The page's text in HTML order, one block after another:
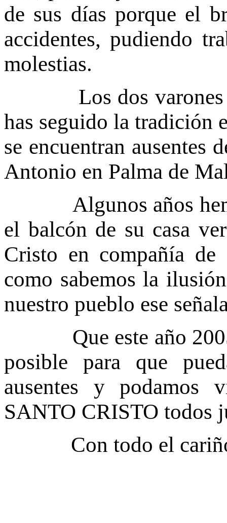
de sus días porque el
accidentes, pudiendo
molestias.
Los dos varones
has seguido la tradición
se encuentran ausentes
Antonio en Palma de
Algunos años
el balcón de su casa
Cristo en compañía
como sabemos la
nuestro pueblo ese
Que este año 2005
posible para que
ausentes y podamos
SANTO CRISTO todos
Con todo el cariño